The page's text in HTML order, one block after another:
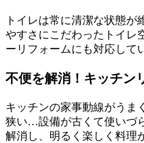
トイレは常に清潔な状態が
やすさにこだわったトイレ
ーリフォームにも対応して
不便を解消！キッチン
キッチンの家事動線がう
狭い…設備が古くて使いづ
解消し、明るく楽しく料理